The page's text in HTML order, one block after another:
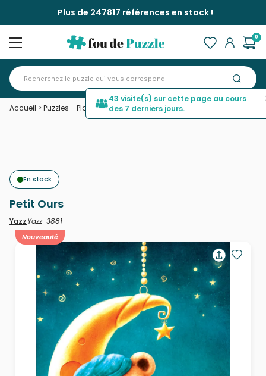
Plus de 247817 références en stock !
0
Accueil > Puzzles - Planètes, Soleil, Lune>Petit Ours
En stock
Petit Ours
YazzYazz-3881
Nouveauté
43 visite(s) sur cette page au cours
des 7 derniers jours.